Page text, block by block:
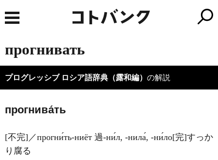
прогнивать
プログレッシブ ロシア語辞典（露和編） の解説
прогнива́ть
[不完]／прогни́ть-ниёт 過-ни́л, -нила́, -ни́ло[完]すっか
り腐る